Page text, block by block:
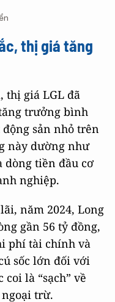
thị giá tăng
thị giá LGL đã
trưởng bình
sản nhỏ trên
này dường như
dòng tiền đầu cơ
nghiệp.
năm 2024, Long
gần 56 tỷ đồng,
phí tài chính và
sốc lớn đối với
là “sạch” về
trừ.